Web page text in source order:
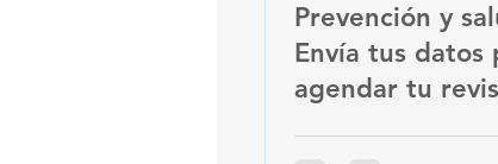
Prevención y
Envía tus datos
agendar tu